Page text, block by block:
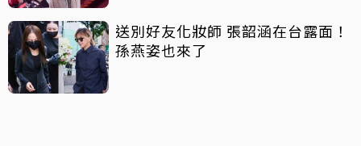
送別好友化妝師 張韶涵在台露面！
孫燕姿也來了